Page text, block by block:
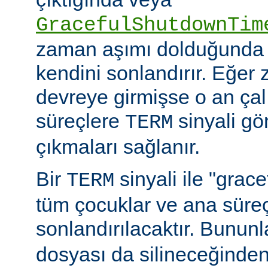
zaman aşımı
kendini sonlandırır. Eğer
devreye girmişse o an
süreçlere TERM sinyali
çıkmaları sağlanır.
Bir TERM sinyali ile
tüm çocuklar ve ana
sonlandırılacaktır.
dosyası da